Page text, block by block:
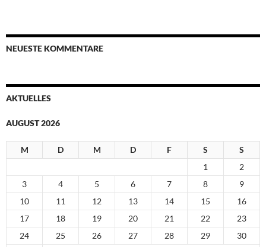
NEUESTE KOMMENTARE
AKTUELLES
AUGUST 2026
M D M D F S
S
1
2
3
4 5 6 7 8
9
10
11 12 13 14 15
16
17
18 19 20 21 22
23
24
25 26 27 28 29
30